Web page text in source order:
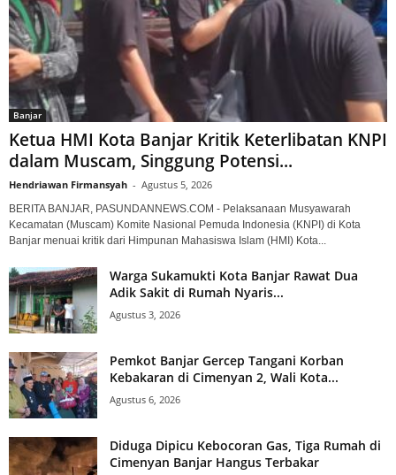
Banjar
Ketua HMI Kota Banjar Kritik Keterlibatan KNPI
dalam Muscam, Singgung Potensi...
Hendriawan Firmansyah - Agustus 5, 2026
BERITA BANJAR, PASUNDANNEWS.COM - Pelaksanaan Musyawarah
Kecamatan (Muscam) Komite Nasional Pemuda Indonesia (KNPI) di Kota
Banjar menuai kritik dari Himpunan Mahasiswa Islam (HMI) Kota...
Warga Sukamukti Kota Banjar Rawat Dua
Adik Sakit di Rumah Nyaris...
Agustus 3, 2026
Pemkot Banjar Gercep Tangani Korban
Kebakaran di Cimenyan 2, Wali Kota...
Agustus 6, 2026
Diduga Dipicu Kebocoran Gas, Tiga Rumah di
Cimenyan Banjar Hangus Terbakar